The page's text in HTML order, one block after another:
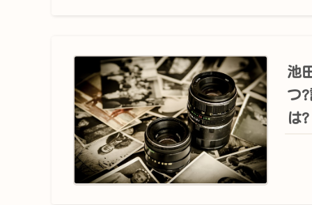
池
つ
は?